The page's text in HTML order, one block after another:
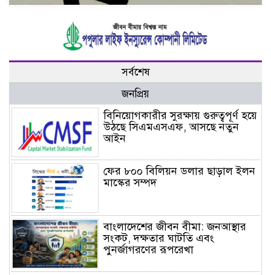
সর্বশেষ
জনপ্রিয়
বিনিয়োগকারীর সুরক্ষায় গুরুত্বপূর্ণ হয়ে
উঠছে সিএমএসএফ, আসছে নতুন
আইন
ফের ৮০০ বিলিয়ন ডলার ছাড়াল ইলন
মাস্কের সম্পদ
বাংলাদেশের জীবন বীমা: জনআস্থার
সংকট, দক্ষতার ঘাটতি এবং
পুনর্জাগরণের রূপরেখা